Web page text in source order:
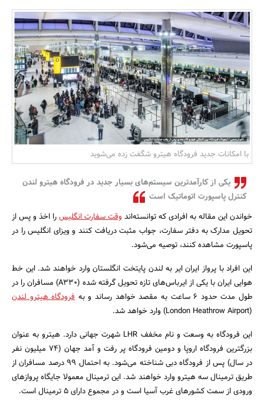
بانک، بیمه و سرمایه
مسکن و ساختمان
جستجو
با امکانات جدید فرودگاه هیترو شگفت زده می‌شوید
یکی از کارآمدترین سیستم‌های بسیار جدید در فرودگاه هیترو لندن
کنترل پاسپورت اتوماتیک است
خواندن این مقاله به افرادی که توانسته‌اند وقت سفارت انگلیسرا اخذ و پس از
تحویل مدارک به دفتر سفارت، جواب مثبت دریافت کنند و ویزای انگلیس را در
پاسپورت مشاهده کنند، توصیه می‌شود.
این افراد با پرواز ایران ایر به لندن پایتخت انگلستان وارد خواهند شد. این خط
هوایی ایران با یکی از ایرباس‌های تازه تحویل گرفته شده (A330) مسافران را در
طول مدت حدود 6 ساعت به مقصد خواهد رساند و به
فرودگاه هیترو لندن
(London Heathrow Airport) وارد خواهد شد.
این فرودگاه به وسعت و نام مخفف LHR شهرت جهانی دارد. هیترو به عنوان
بزرگترین فرودگاه اروپا و دومین فرودگاه پر رفت و آمد جهان (74 میلیون نفر
در سال) پس از فرودگاه دبی شناخته می‌شود. به احتمال 99 درصد مسافران از
طریق ترمینال سه هیترو وارد خواهند شد. این ترمینال معمولا جایگاه پروازهای
ورودی از سمت کشورهای غرب آسیا است و در مجموع دارای 5 ترمینال است.